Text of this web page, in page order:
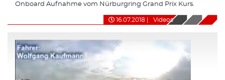
Onboard Aufnahme vom Nürburgring Grand Prix Kurs.
16.07.2018 Videos